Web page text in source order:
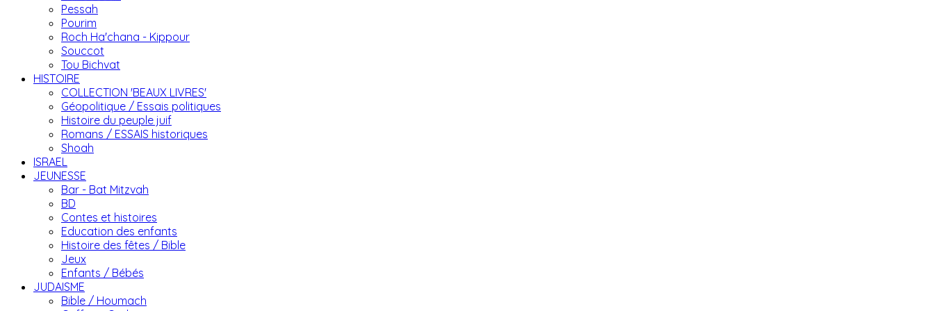
Pessah
Pourim
Roch Ha'chana - Kippour
Souccot
Tou Bichvat
HISTOIRE
COLLECTION 'BEAUX LIVRES'
Géopolitique / Essais politiques
Histoire du peuple juif
Romans / ESSAIS historiques
Shoah
ISRAEL
JEUNESSE
Bar - Bat Mitzvah
BD
Contes et histoires
Education des enfants
Histoire des fêtes / Bible
Jeux
Enfants / Bébés
JUDAISME
Bible / Houmach